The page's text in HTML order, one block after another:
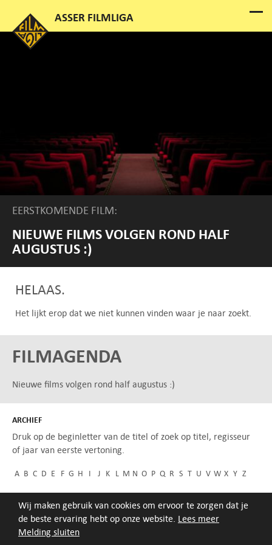
Melding sluiten
Wij maken gebruik van cookies om ervoor te zorgen dat je
de beste ervaring hebt op onze website. Lees meer
EERSTKOMENDE FILM:
NIEUWE FILMS VOLGEN ROND HALF
AUGUSTUS :)
HELAAS.
Het lijkt erop dat we niet kunnen vinden waar je naar zoekt.
FILMAGENDA
Nieuwe films volgen rond half augustus :)
ARCHIEF
Druk op de beginletter van de titel of zoek op titel, regisseur
of jaar van eerste vertoning.
A B C D E F G H I J K L M N O P Q R S T U V W X Y Z